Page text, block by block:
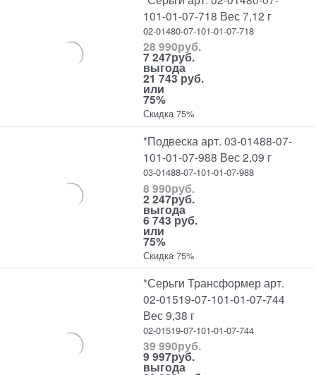
101-01-07-718 Вес 7,12 г
02-01480-07-101-01-07-718
28 990руб.
7 247руб.
выгода
21 743 руб.
или
75%
Скидка 75%
*Подвеска арт. 03-01488-07-
101-01-07-988 Вес 2,09 г
03-01488-07-101-01-07-988
8 990руб.
2 247руб.
выгода
6 743 руб.
или
75%
Скидка 75%
*Серьги Трансформер арт.
02-01519-07-101-01-07-744
Вес 9,38 г
02-01519-07-101-01-07-744
39 990руб.
9 997руб.
выгода